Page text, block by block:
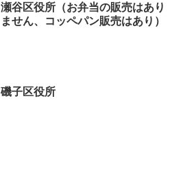
瀬谷区役所（お弁当の販売はあり
ません、コッペパン販売はあり）
磯子区役所